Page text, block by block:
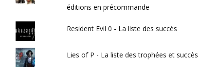
éditions en précommande
Resident Evil 0 - La liste des succès
Lies of P - La liste des trophées et succès